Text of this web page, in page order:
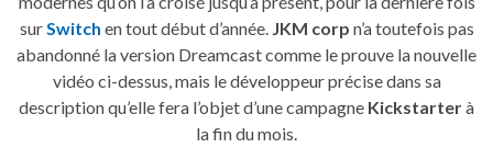
surSwitch en tout début d’année. JKM corp n’a toutefois pas
abandonné la version Dreamcast comme le prouve la nouvelle
vidéo ci-dessus, mais le développeur précise dans sa
description qu’elle fera l’objet d’une campagne Kickstarterà
la fin du mois.